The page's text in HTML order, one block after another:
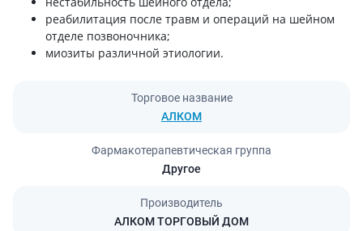
реабилитация после травм и операций на шейном
отделе позвоночника;
миозиты различной этиологии.
Торговое название
АЛКОМ
Фармакотерапевтическая группа
Другое
Производитель
АЛКОМ ТОРГОВЫЙ ДОМ